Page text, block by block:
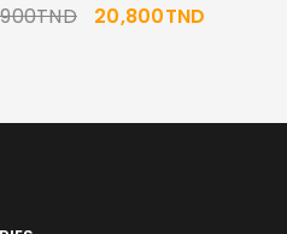
TND 20,800TND